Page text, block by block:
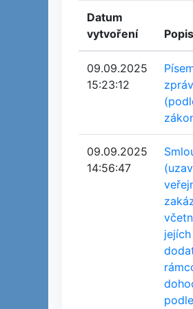
Datum
vytvoření
Popis
09.09.2025
15:23:12
09.09.2025
14:56:47